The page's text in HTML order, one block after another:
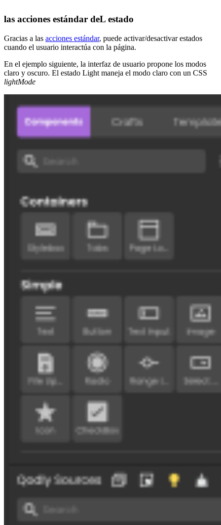
las acciones estándar deL estado
Gracias a las acciones estándar, puede activar/desactivar estados
cuando el usuario interactúa con la página.
En el ejemplo siguiente, la interfaz de usuario propone los modos
claro y oscuro. El estado Light maneja el modo claro con un CSS
lightMode